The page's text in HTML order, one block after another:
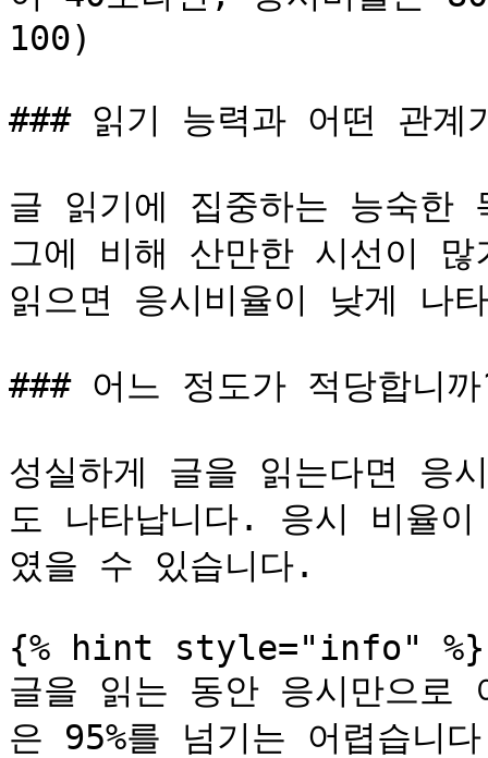
100)
### 읽기 능력과 어떤 관계
글 읽기에 집중하는 능숙한
그에 비해 산만한 시선이
읽으면 응시비율이 낮게 나
### 어느 정도가 적당합니
성실하게 글을 읽는다면 응
도 나타납니다. 응시 비율
였을 수 있습니다.
{% hint style="info" %}
글을 읽는 동안 응시만으로
은 95%를 넘기는 어렵습니